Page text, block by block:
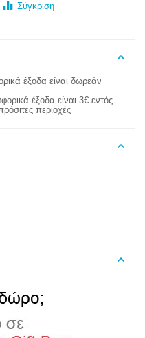
Σύγκριση
έξοδα είναι δωρεάν
έξοδα είναι 3€ εντός
περιοχές